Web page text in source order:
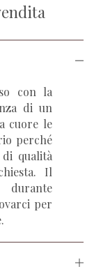
con la
di un
cuore le
perché
qualità
Il
durante
per